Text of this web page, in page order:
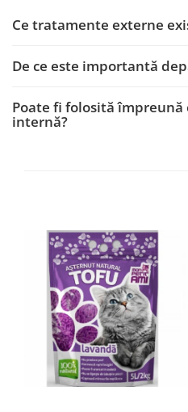
Ce tratamente externe
De ce este importantă
Poate fi folosită împreună
internă?